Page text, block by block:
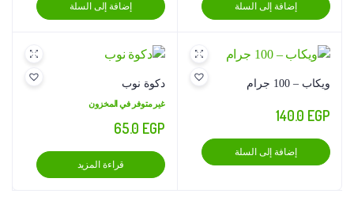
هو:
إضافة إلى السلة إضافة إلى السلة
ويكاب – 100 جرام
140.0 EGP
إضافة إلى السلة
دكوة نوب
غير متوفر في المخزون
65.0 EGP
قراءة المزيد